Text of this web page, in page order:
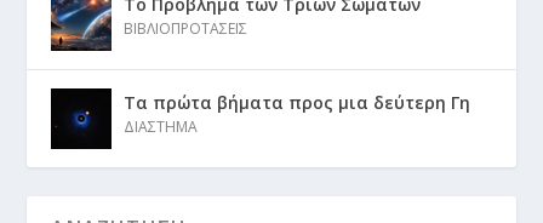
ΒΙΒΛΙΟΠΡΟΤΑΣΕΙΣ
Τα πρώτα βήματα προς μια δεύτερη Γη
ΔΙΑΣΤΗΜΑ